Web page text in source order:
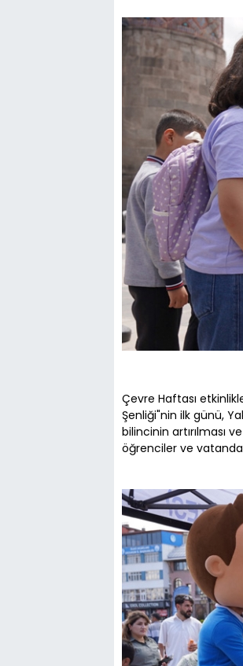
Çevre Haftası
Şenliği"nin ilk günü,
bilincinin artırılması
öğrenciler ve